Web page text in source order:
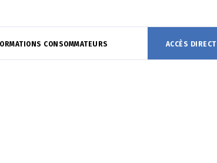
CONSOMMATEURS ACCÈS DIRECT